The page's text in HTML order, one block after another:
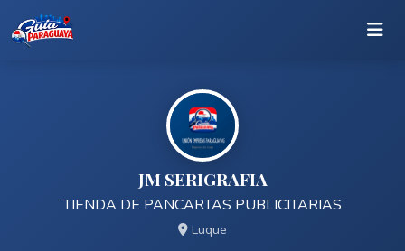
JM SERIGRAFIA
TIENDA DE PANCARTAS PUBLICITARIAS
Luque